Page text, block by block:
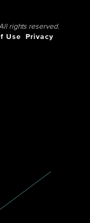
rights reserved.
Use
Privacy